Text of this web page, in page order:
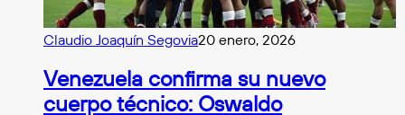
Claudio Joaquín Segovia20 enero, 2026
Venezuela confirma su nuevo
cuerpo técnico: Oswaldo